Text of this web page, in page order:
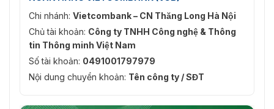
Chi nhánh: Vietcombank – CN Thăng Long Hà Nội
Chủ tài khoản: Công ty TNHH Công nghệ & Thông
tin Thông minh Việt Nam
Số tài khoản: 0491001797979
Nội dung chuyển khoản: Tên công ty / SĐT